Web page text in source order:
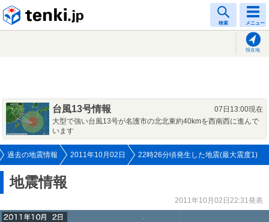
検索 メニュー
現在地
台風13号情報
07日13:00現在
大型で強い台風13号が名護市の北北東約40kmを西南西に進んで
います
過去の地震情報 2011年10月02日 22時26分頃発生した地震(最大震度1)
地震情報
2011年10月02日22:31発表